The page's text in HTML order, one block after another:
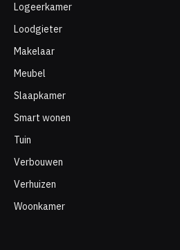
Logeerkamer
Loodgieter
Makelaar
Meubel
Slaapkamer
Smart wonen
Tuin
Verbouwen
Verhuizen
Woonkamer